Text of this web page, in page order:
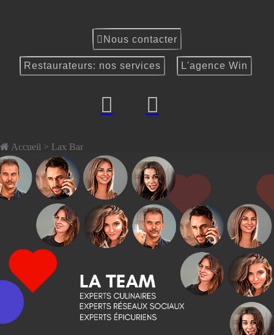
Nous contacter
Restaurateurs: nos services L'agence Win
Accueil > Lax Bar